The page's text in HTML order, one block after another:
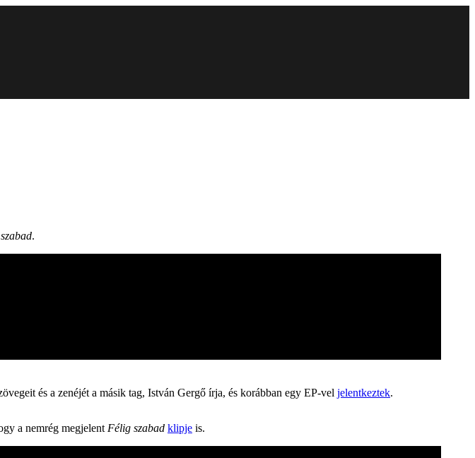
.
és a zenéjét a másik tag, István Gergő írja, és korábban egy EP-vel jelentkeztek.
a nemrég megjelent Félig szabad klipje is.